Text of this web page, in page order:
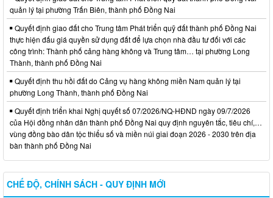
quản lý tại phường Trấn Biên, thành phố Đồng Nai
Quyết định giao đất cho Trung tâm Phát triển quỹ đất thành phố Đồng Nai
thực hiện đấu giá quyền sử dụng đất để lựa chọn nhà đầu tư đối với các
công trình: Thành phố cảng hàng không và Trung tâm… tại phường Long
Thành, thành phố Đồng Nai
Quyết định thu hồi đất do Cảng vụ hàng không miền Nam quản lý tại
phường Long Thành, thành phố Đồng Nai
Quyết định triển khai Nghị quyết số 07/2026/NQ-HĐND ngày 09/7/2026
của Hội đồng nhân dân thành phố Đồng Nai quy định nguyên tắc, tiêu chí,…
vùng đồng bào dân tộc thiểu số và miền núi giai đoạn 2026 - 2030 trên địa
bàn thành phố Đồng Nai
CHẾ ĐỘ, CHÍNH SÁCH - QUY ĐỊNH MỚI